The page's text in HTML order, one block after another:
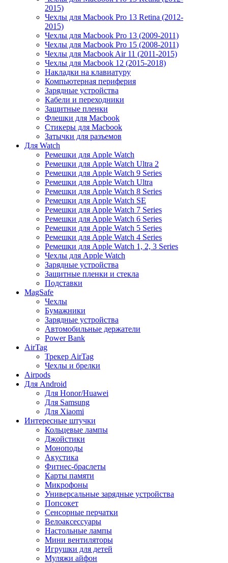
2015)
Чехлы для Macbook Pro 13 Retina (2012-
2015)
Чехлы для Macbook Pro 13 (2009-2011)
Чехлы для Macbook Pro 15 (2008-2011)
Чехлы для Macbook Air 11 (2011-2015)
Чехлы для Macbook 12 (2015-2018)
Накладки на клавиатуру
Компьютерная периферия
Зарядные устройства
Кабели и переходники
Защитные пленки
Флешки для Macbook
Стикеры для Macbook
Затычки для разъемов
Для Watch
Ремешки для Apple Watch
Ремешки для Apple Watch Ultra 2
Ремешки для Apple Watch 9 Series
Ремешки для Apple Watch Ultra
Ремешки для Apple Watch 8 Series
Ремешки для Apple Watch SE
Ремешки для Apple Watch 7 Series
Ремешки для Apple Watch 6 Series
Ремешки для Apple Watch 5 Series
Ремешки для Apple Watch 4 Series
Ремешки для Apple Watch 1, 2, 3 Series
Чехлы для Apple Watch
Зарядные устройства
Защитные пленки и стекла
Подставки
MagSafe
Чехлы
Бумажники
Зарядные устройства
Автомобильные держатели
Power Bank
AirTag
Трекер AirTag
Чехлы и брелки
Airpods
Для Android
Для Honor/Huawei
Для Samsung
Для Xiaomi
Интересные штучки
Кольцевые лампы
Джойстики
Моноподы
Акустика
Фитнес-браслеты
Карты памяти
Микрофоны
Универсальные зарядные устройства
Попсокет
Сенсорные перчатки
Велоаксессуары
Настольные лампы
Мини вентиляторы
Игрушки для детей
Муляжи айфон